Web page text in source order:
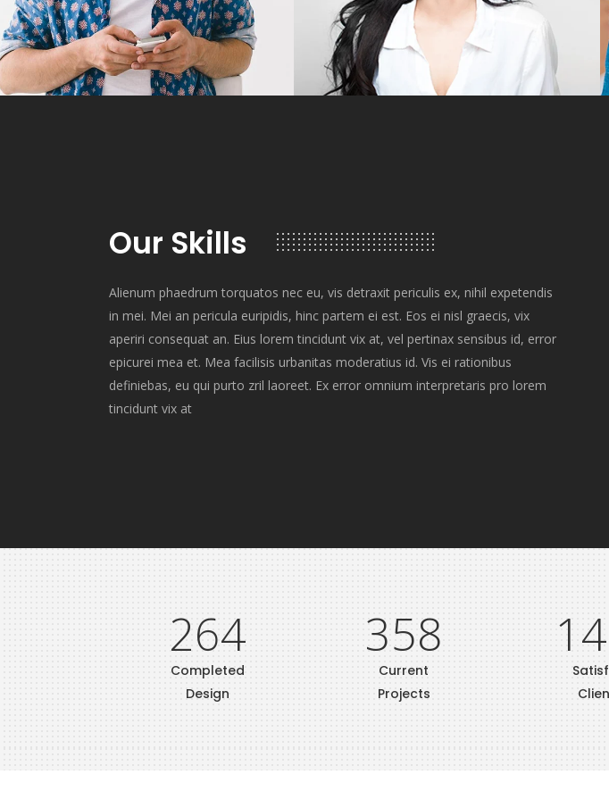
Our Skills
Alienum phaedrum torquatos nec eu, vis detraxit periculis ex, nihil expetendis
in mei. Mei an pericula euripidis, hinc partem ei est. Eos ei nisl graecis, vix
aperiri consequat an. Eius lorem tincidunt vix at, vel pertinax sensibus id, error
epicurei mea et. Mea facilisis urbanitas moderatius id. Vis ei rationibus
definiebas, eu qui purto zril laoreet. Ex error omnium interpretaris pro lorem
tincidunt vix at
264
Completed
Design
358
Current
Projects